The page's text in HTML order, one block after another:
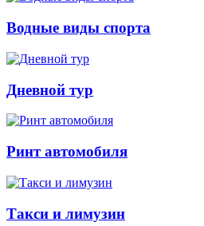
Водные виды спорта
Дневной тур
Ринт автомобиля
Такси и лимузин